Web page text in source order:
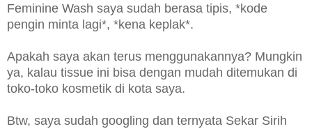
Feminine Wash saya sudah berasa tipis, *kode
pengin minta lagi*, *kena keplak*.
Apakah saya akan terus menggunakannya? Mungkin
ya, kalau tissue ini bisa dengan mudah ditemukan di
toko-toko kosmetik di kota saya.
Btw, saya sudah googling dan ternyata Sekar Sirih